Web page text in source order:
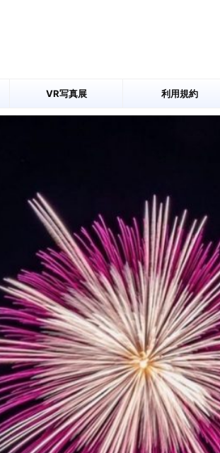
VR写真展 利用規約